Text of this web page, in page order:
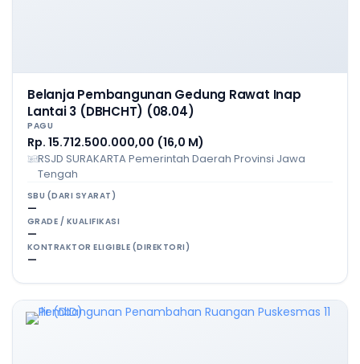
Belanja Pembangunan Gedung Rawat Inap
Lantai 3 (DBHCHT) (08.04)
PAGU
Rp. 15.712.500.000,00 (16,0 M)
RSJD SURAKARTA Pemerintah Daerah Provinsi Jawa
Tengah
SBU (DARI SYARAT)
—
GRADE / KUALIFIKASI
—
KONTRAKTOR ELIGIBLE (DIREKTORI)
—